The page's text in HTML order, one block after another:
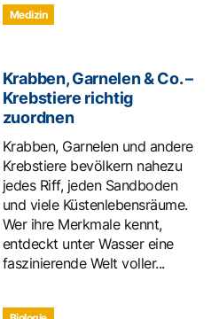
Medizin
Krabben, Garnelen & Co. –
Krebstiere richtig
zuordnen
Krabben, Garnelen und andere
Krebstiere bevölkern nahezu
jedes Riff, jeden Sandboden
und viele Küstenlebensräume.
Wer ihre Merkmale kennt,
entdeckt unter Wasser eine
faszinierende Welt voller...